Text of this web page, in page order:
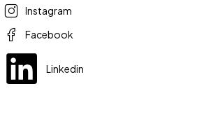
Instagram
Facebook
Linkedin